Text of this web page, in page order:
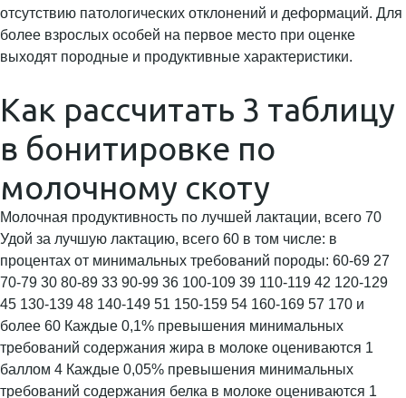
отсутствию патологических отклонений и деформаций. Для
более взрослых особей на первое место при оценке
выходят породные и продуктивные характеристики.
Как рассчитать 3 таблицу
в бонитировке по
молочному скоту
Молочная продуктивность по лучшей лактации, всего 70
Удой за лучшую лактацию, всего 60 в том числе: в
процентах от минимальных требований породы: 60-69 27
70-79 30 80-89 33 90-99 36 100-109 39 110-119 42 120-129
45 130-139 48 140-149 51 150-159 54 160-169 57 170 и
более 60 Каждые 0,1% превышения минимальных
требований содержания жира в молоке оцениваются 1
баллом 4 Каждые 0,05% превышения минимальных
требований содержания белка в молоке оцениваются 1